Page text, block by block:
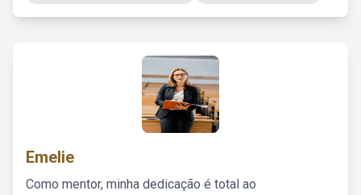
Emelie
Como mentor, minha dedicação é total ao